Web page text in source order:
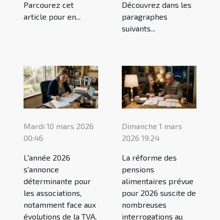
Parcourez cet
article pour en...
Découvrez dans les
paragraphes
suivants...
Mardi 10 mars 2026
00:46
L'année 2026
s'annonce
déterminante pour
les associations,
notamment face aux
évolutions de la TVA.
Dimanche 1 mars
2026 19:24
La réforme des
pensions
alimentaires prévue
pour 2026 suscite de
nombreuses
interrogations au